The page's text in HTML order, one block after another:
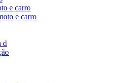
e carro
e carro
d